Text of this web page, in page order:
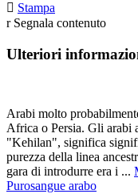
 Stampa
r Segnala contenuto
Ulteriori
Arabi molto
Africa o Persia. Gli arabi
"Kehilan", significa
purezza della linea
gara di introdurre era i ...
Purosangue arabo